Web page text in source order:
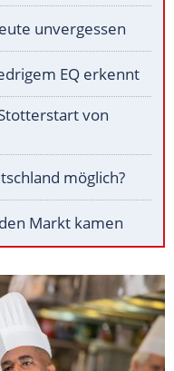
unvergessen
EQ erkennt
von
möglich?
Markt kamen